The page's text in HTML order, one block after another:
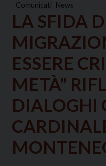
Comunicati News
LA SFIDA
ESSERE
METÀ"
DIALOGHI